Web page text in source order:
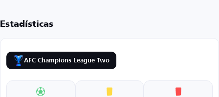
Estadísticas
AFC Champions League Two